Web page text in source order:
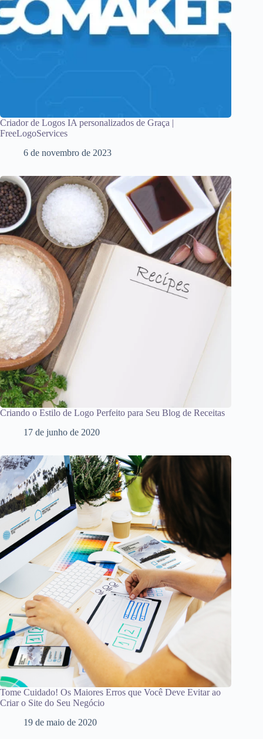
Criador de Logos IA personalizados de Graça |
FreeLogoServices
6 de novembro de 2023
Criando o Estilo de Logo Perfeito para Seu Blog de Receitas
17 de junho de 2020
Tome Cuidado! Os Maiores Erros que Você Deve Evitar ao
Criar o Site do Seu Negócio
19 de maio de 2020